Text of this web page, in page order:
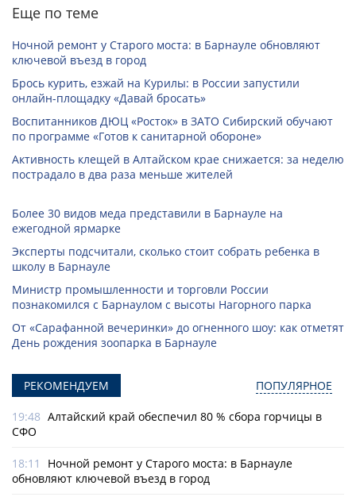
Еще по теме
Ночной ремонт у Старого моста: в Барнауле обновляют
ключевой въезд в город
Брось курить, езжай на Курилы: в России запустили
онлайн-­площадку «Давай бросать»
Воспитанников ДЮЦ «Росток» в ЗАТО Сибирский обучают
по программе «Готов к санитарной обороне»
Активность клещей в Алтайском крае снижается: за неделю
пострадало в два раза меньше жителей
Более 30 видов меда представили в Барнауле на
ежегодной ярмарке
Эксперты подсчитали, сколько стоит собрать ребенка в
школу в Барнауле
Министр промышленности и торговли России
познакомился с Барнаулом с высоты Нагорного парка
От «Сарафанной вечеринки» до огненного шоу: как отметят
День рождения зоопарка в Барнауле
РЕКОМЕНДУЕМ ПОПУЛЯРНОЕ
19:48 Алтайский край обеспечил 80 % сбора горчицы в
СФО
18:11
Ночной ремонт у Старого моста: в Барнауле
обновляют ключевой въезд в город